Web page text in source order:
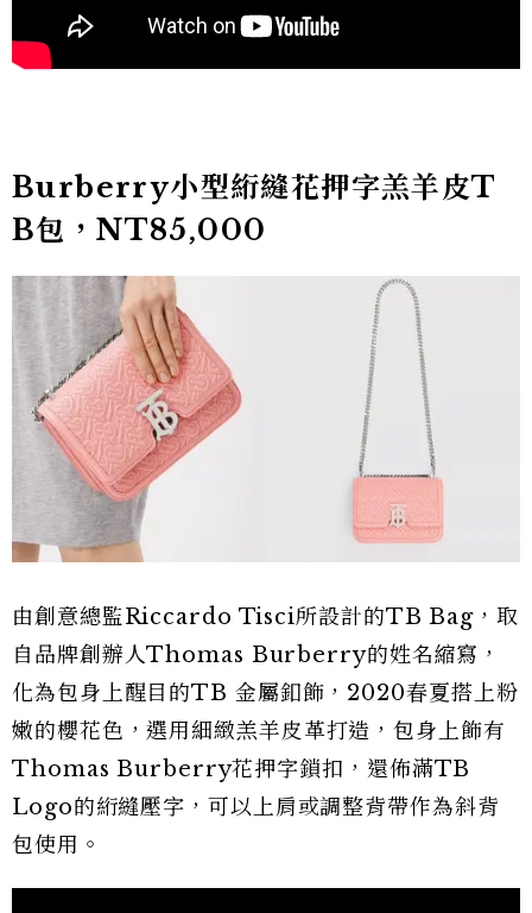
Burberry小型絎縫花押字羔羊皮T
B包，NT85,000
由創意總監Riccardo Tisci所設計的TB Bag，取
自品牌創辦人Thomas Burberry的姓名縮寫，
化為包身上醒目的TB 金屬釦飾，2020春夏搭上粉
嫩的櫻花色，選用細緻羔羊皮革打造，包身上飾有
Thomas Burberry花押字鎖扣，還佈滿TB
Logo的絎縫壓字，可以上肩或調整背帶作為斜背
包使用。